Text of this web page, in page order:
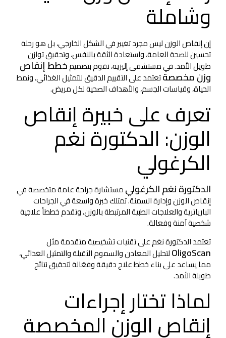
وشاملة
إن إنقاص الوزن ليس مجرد تغيير في الشكل الخارجي، بل هو رحلة
تحسين للصحة العامة، واستعادة الثقة بالنفس، وتحقيق توازن
طويل الأمد. في مستشفى إليزيه، نقوم بتصميمخطط إنقاص
وزن مخصصةتعتمد على التقييم الدقيق للتمثيل الغذائي، ونمط
الحياة، وقياسات الجسم، والأهداف الصحية لكل مريض.
تعرف على خبيرة إنقاص
الوزن: الدكتورة نغم
الكرغولي
الدكتورة نغم الكرغوليمستشارة جراحة عامة متخصصة في
إنقاص الوزن وإدارة السمنة. تمتلك خبرة واسعة في الجراحات
البارياترية والعلاجات الطبية المرتبطة بالوزن، وتقدم خططاً علاجية
شخصية آمنة وفعالة.
تعتمد الدكتورة نغم على تقنيات تشخيصية متقدمة مثل
OligoScanلتحليل المعادن والسموم الثقيلة والتمثيل الغذائي،
مما يساعد على بناء خطط علاج دقيقة وفعّالة لتحقيق نتائج
طويلة الأمد.
لماذا تختار إجراءات
إنقاص الوزن المخصصة